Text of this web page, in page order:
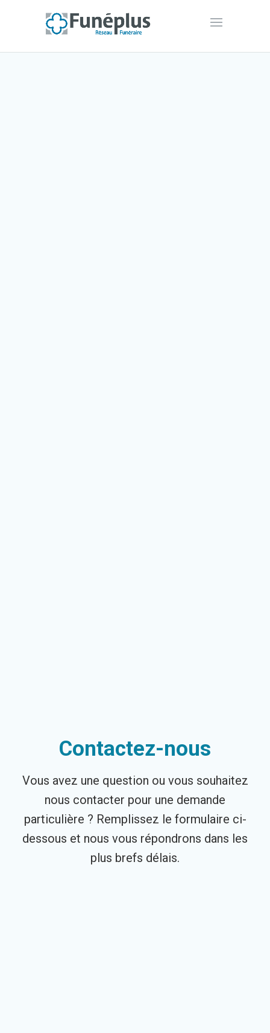
Contactez-nous
Vous avez une question ou vous souhaitez
nous contacter pour une demande
particulière ? Remplissez le formulaire ci-
dessous et nous vous répondrons dans les
plus brefs délais.